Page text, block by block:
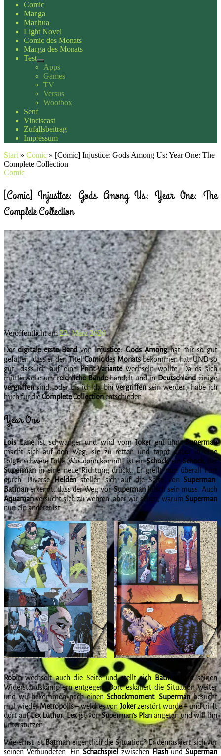
Comic
Manga
Manhua
Light Novel
Comic des Monats
Manga des Monats
Test
Apps
Games
TV
Versus
Wootbox
Senf
Vinciscast
Zufallsbeitrag
Impressum
Start » Comic » [Comic] Injustice: Gods Among Us: Year One: The
Complete Collection
Comic
[Comic] Injustice: Gods Among Us: Year One: The
Complete Collection
Veröffentlicht am23. März 2020
Derdigitale erste BandvonInjustice: Gods Amonghat mir so gut
gefallen, dass er den TitelComic des Monatsbekommen hat. UND so
gut, dass ich auf einePrint-Variantewechseln wollte. Da es sich
mittlerweile umreichliche Bändehandelt und inDeutschlandeinige
vergriffensind, oder bis ich da binvergriffensein werden, habe ich
mich für dieComplete Collectionentschieden.
Year One
Lois Laneist schwanger und wird vomJokerentführt.Superman
macht sich auf den Weg, sie zu retten und tappt dabei in eine
folgenschwere Falle. Was dann kommt, ist einSchock, einSchock, der
Supermanin eine neue Richtung drückt. Er greift nun überall hart
durch. DiverseHeldenstellen sich auf die Seite vonSuperman
Batmanerkennt, dass der Weg vonSupermanfalsch sein muss. Auch
Aquamanversucht sich zu wehren, aber wir sehen, warum Superman
nun ein anderer ist.
Robinwechselt auch die Seite und stellt sich Batman
mit seinen
Widerstandskämpfern entgegen. Dort eskaliert die Situation weiter
und wir bekommen noch einenSchockmoment.Supermanbesucht
mal wiederMetropolis– welches von Jokerzerstört wurde – und trifft
dort aufLex Luthor.Lexist vonSuperman’s Plan angetan und will ihn
unterstützen.
Wie ernst istBatmaneigentlich die Situation? Er demaskiert sich vor
seinen Verbündeten. EinSchachspiel zwischen FlashundSuperman